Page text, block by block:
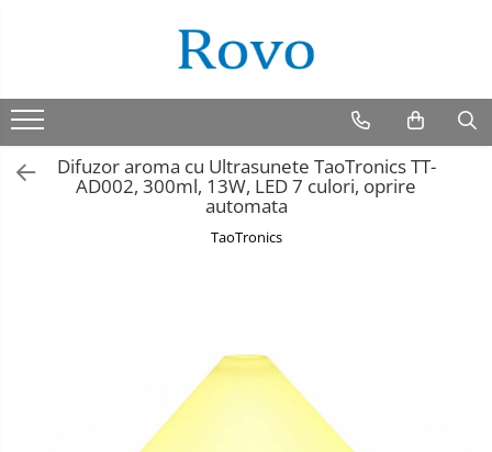
Difuzor aroma cu Ultrasunete TaoTronics TT-
AD002, 300ml, 13W, LED 7 culori, oprire
automata
TaoTronics